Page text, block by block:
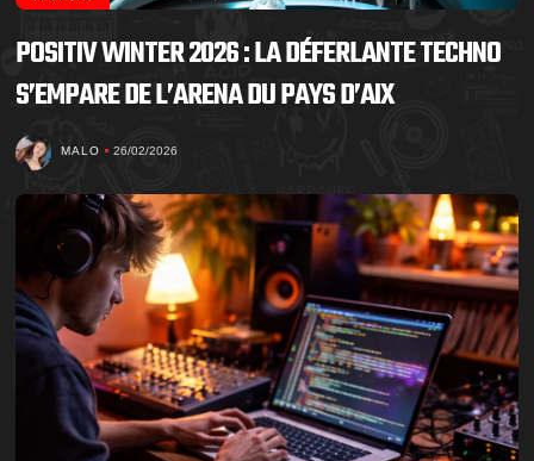
POSITIV WINTER 2026 : LA DÉFERLANTE TECHNO
S’EMPARE DE L’ARENA DU PAYS D’AIX
MALO 26/02/2026